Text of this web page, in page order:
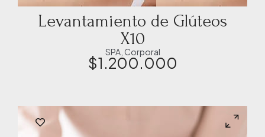
Levantamiento de Glúteos
X10
SPA, Corporal
$1.200.000